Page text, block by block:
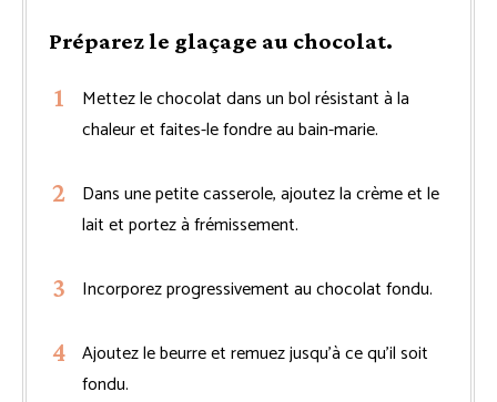
Préparez le glaçage au chocolat.
Mettez le chocolat dans un bol résistant à la
chaleur et faites-le fondre au bain-marie.
Dans une petite casserole, ajoutez la crème et le
lait et portez à frémissement.
Incorporez progressivement au chocolat fondu.
Ajoutez le beurre et remuez jusqu’à ce qu’il soit
fondu.